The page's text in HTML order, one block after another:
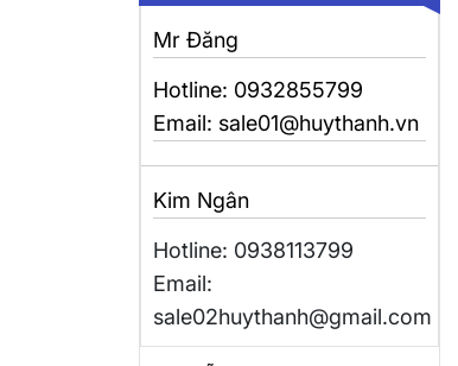
Mr Đăng
Hotline: 0932855799
Email: sale01@huythanh.vn
Kim Ngân
Hotline: 0938113799
Email:
sale02huythanh@gmail.com